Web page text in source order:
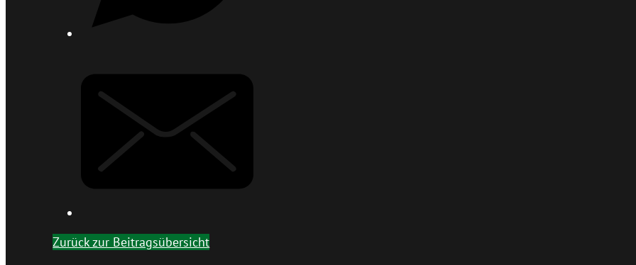
Zurück zur Beitragsübersicht